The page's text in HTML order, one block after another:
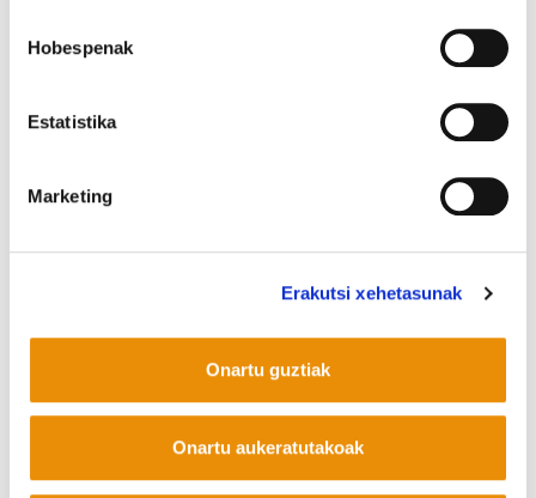
Hobespenak
Estatistika
Marketing
Erakutsi xehetasunak
Onartu guztiak
Onartu aukeratutakoak
7erantzun,
Euskaraldia: Lutxo Egia,
Utzi zure erantzuna
#BlackLivesMatter:
arrazakeria Estatu